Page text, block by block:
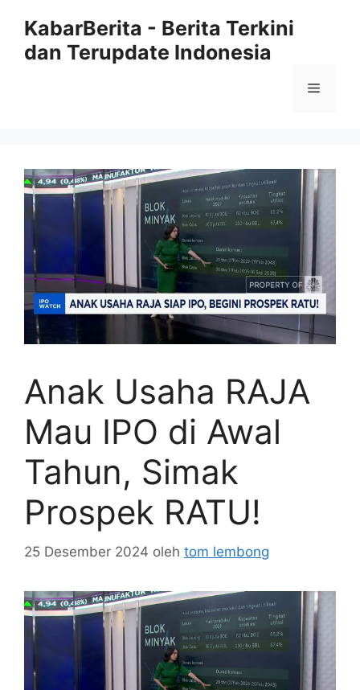
KabarBerita - Berita Terkini
dan Terupdate Indonesia
Menu
Anak Usaha RAJA
Mau IPO di Awal
Tahun, Simak
Prospek RATU!
25 Desember 2024 oleh tom lembong